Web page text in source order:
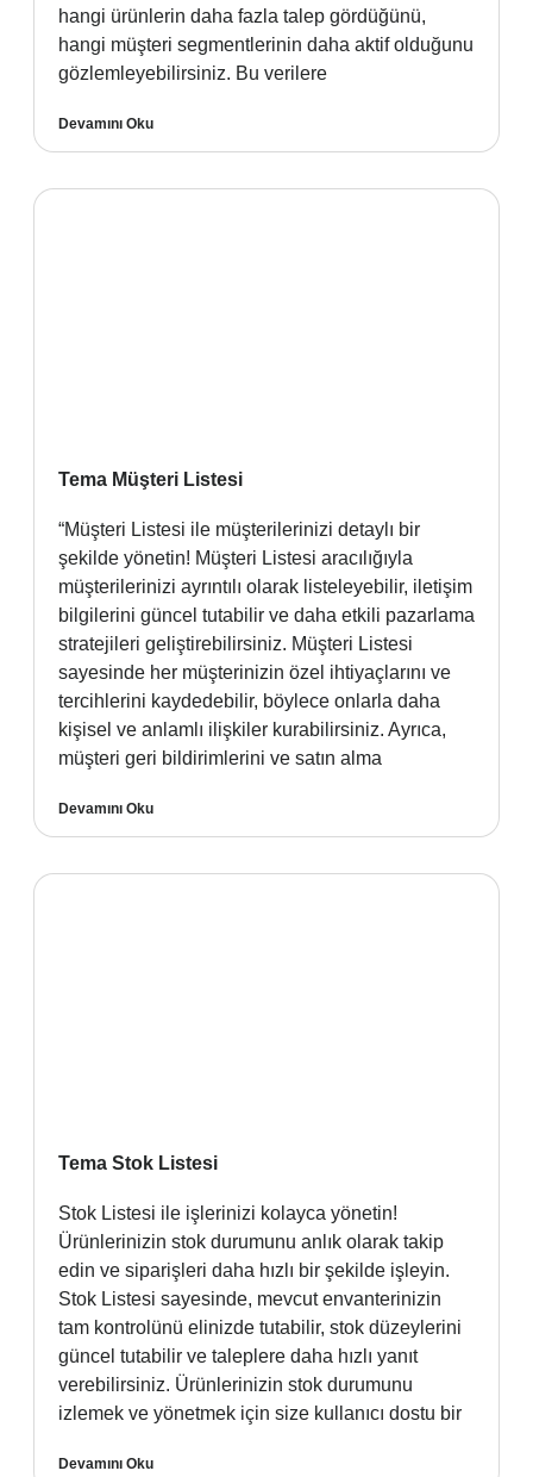
hangi ürünlerin daha fazla talep gördüğünü,
hangi müşteri segmentlerinin daha aktif olduğunu
gözlemleyebilirsiniz. Bu verilere
Devamını Oku
Tema Müşteri Listesi
“Müşteri Listesi ile müşterilerinizi detaylı bir
şekilde yönetin! Müşteri Listesi aracılığıyla
müşterilerinizi ayrıntılı olarak listeleyebilir, iletişim
bilgilerini güncel tutabilir ve daha etkili pazarlama
stratejileri geliştirebilirsiniz. Müşteri Listesi
sayesinde her müşterinizin özel ihtiyaçlarını ve
tercihlerini kaydedebilir, böylece onlarla daha
kişisel ve anlamlı ilişkiler kurabilirsiniz. Ayrıca,
müşteri geri bildirimlerini ve satın alma
Devamını Oku
Tema Stok Listesi
Stok Listesi ile işlerinizi kolayca yönetin!
Ürünlerinizin stok durumunu anlık olarak takip
edin ve siparişleri daha hızlı bir şekilde işleyin.
Stok Listesi sayesinde, mevcut envanterinizin
tam kontrolünü elinizde tutabilir, stok düzeylerini
güncel tutabilir ve taleplere daha hızlı yanıt
verebilirsiniz. Ürünlerinizin stok durumunu
izlemek ve yönetmek için size kullanıcı dostu bir
Devamını Oku